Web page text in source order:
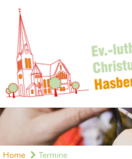
Home Termine